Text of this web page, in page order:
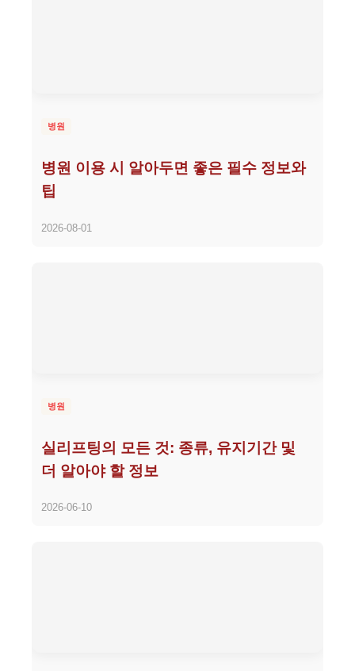
병원
병원 이용 시 알아두면 좋은 필수 정보와
팁
2026-08-01
병원
실리프팅의 모든 것: 종류, 유지기간 및
더 알아야 할 정보
2026-06-10